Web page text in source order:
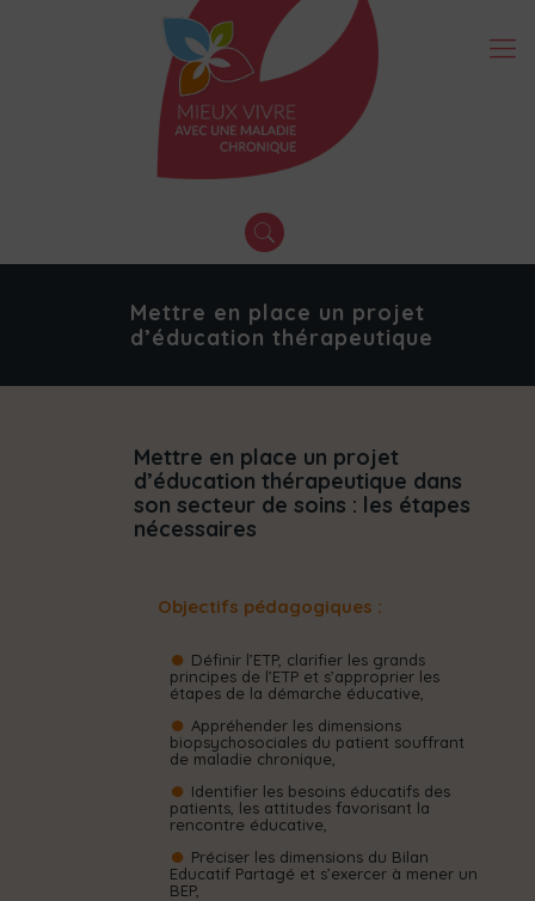
Mettre en place un projet
d’éducation thérapeutique
Mettre en place un projet
d’éducation thérapeutique dans
son secteur de soins : les étapes
nécessaires
Objectifs pédagogiques :
Définir l’ETP, clarifier les grands
principes de l’ETP et s’approprier les
étapes de la démarche éducative,
Appréhender les dimensions
biopsychosociales du patient souffrant
de maladie chronique,
Identifier les besoins éducatifs des
patients, les attitudes favorisant la
rencontre éducative,
Préciser les dimensions du Bilan
Educatif Partagé et s’exercer à mener un
BEP,